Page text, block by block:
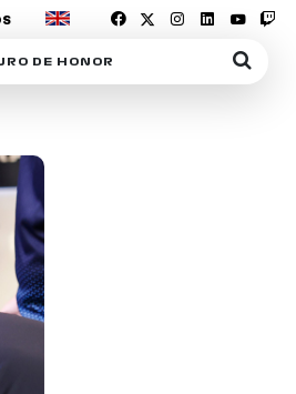
DE HONOR